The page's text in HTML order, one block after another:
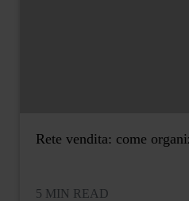
Rete vendita: come
5 MIN READ